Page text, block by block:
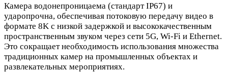
Камера водонепроницаема (стандарт IP67) и
ударопрочна, обеспечивая потоковую передачу видео в
формате 8K с низкой задержкой и высококачественным
пространственным звуком через сети 5G, Wi-Fi и Ethernet.
Это сокращает необходимость использования множества
традиционных камер на промышленных объектах и
развлекательных мероприятиях.